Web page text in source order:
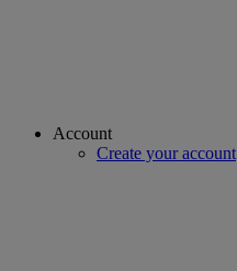
Account
Create your account